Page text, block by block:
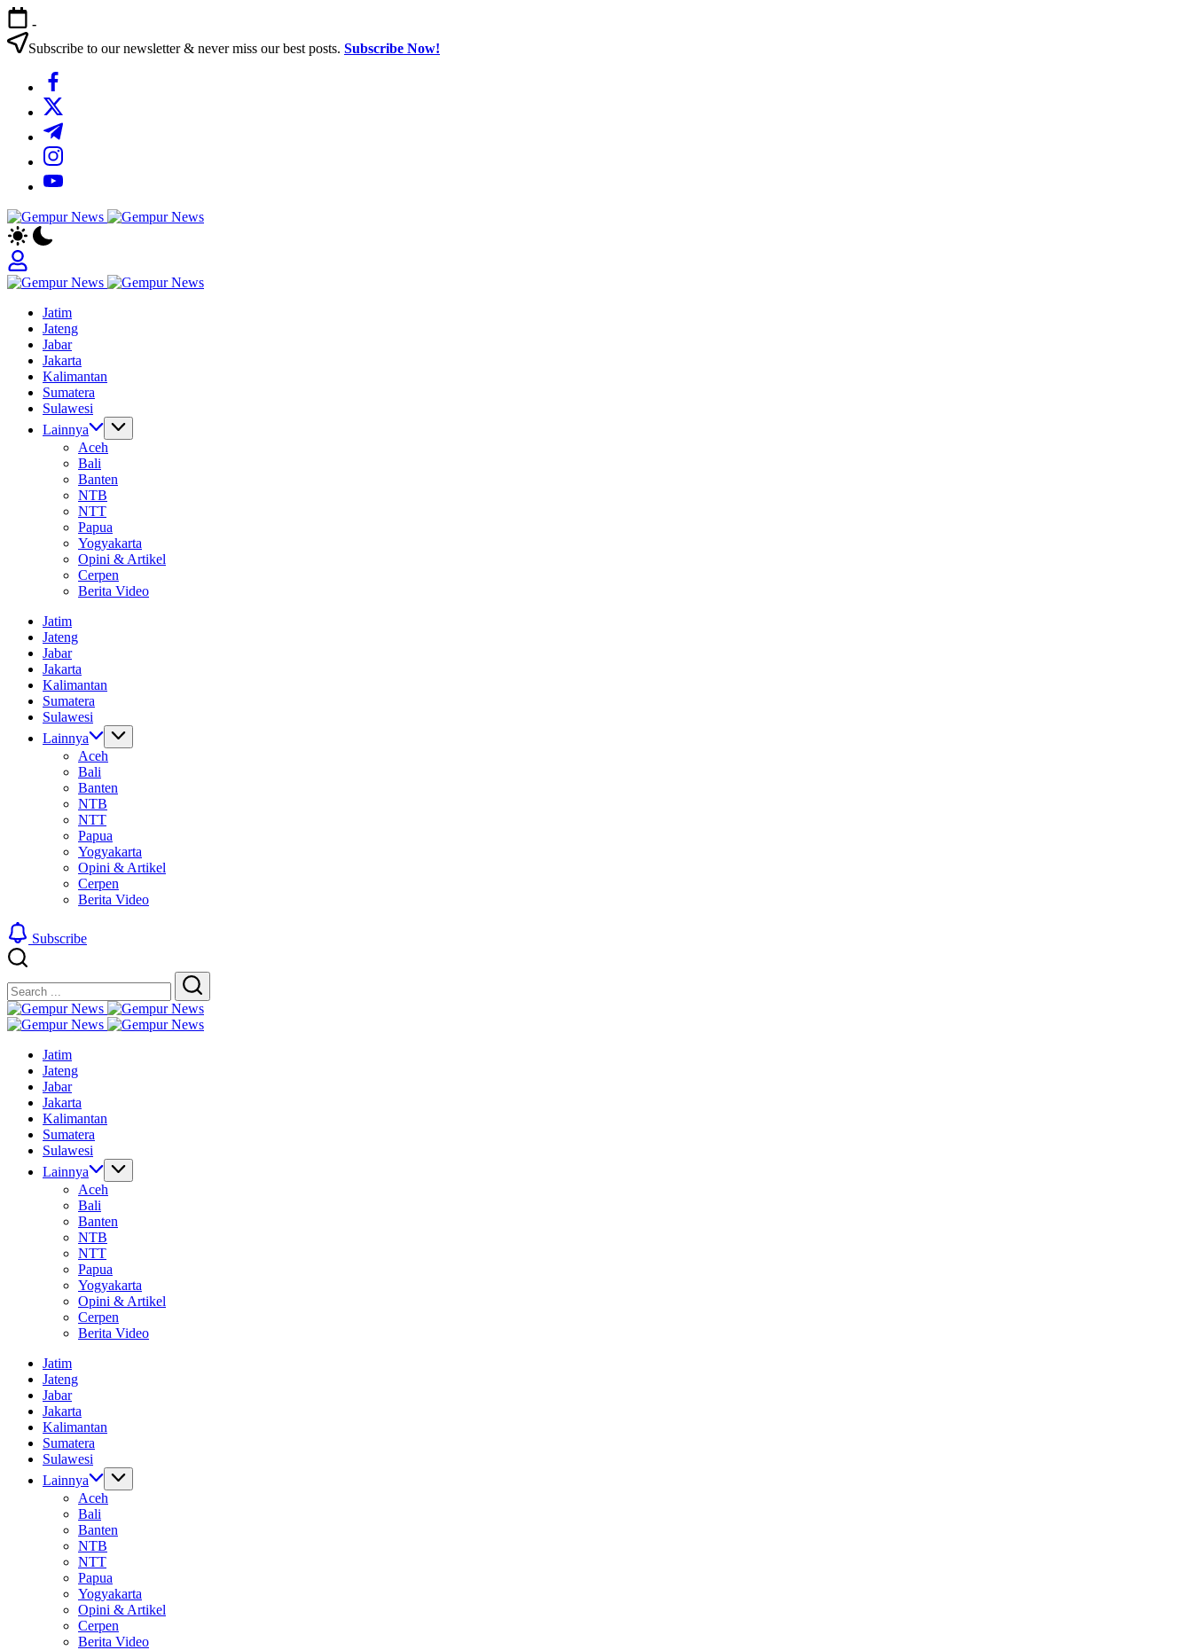
Skip
to
content
-
Subscribe to our newsletter & never miss our best posts. Subscribe Now!
https://www.facebook.com/
https://twitter.com/
https://t.me/
https://www.instagram.com/
https://youtube.com/
Gempur
Jelajah
Informasi
Dunia
Tanpa
Gempur
Informasi
Dunia
Tanpa
Batas
Jatim
Jateng
Jabar
Jakarta
Kalimantan
Sumatera
Sulawesi
Lainnya
Aceh
Bali
Banten
NTB
NTT
Papua
Yogyakarta
Opini & Artikel
Cerpen
Berita Video
Jatim
Jateng
Jabar
Jakarta
Kalimantan
Sumatera
Sulawesi
Lainnya
Aceh
Bali
Banten
NTB
NTT
Papua
Yogyakarta
Opini & Artikel
Cerpen
Berita Video
Subscribe
Search
Search
Gempur
News
Jelajah
Dunia
Tanpa
Batas
Gempur
Informasi
Dunia
Tanpa
Batas
Jatim
Jateng
Jabar
Jakarta
Kalimantan
Sumatera
Sulawesi
Lainnya
Aceh
Bali
Banten
NTB
NTT
Papua
Yogyakarta
Opini & Artikel
Cerpen
Berita Video
Jatim
Jateng
Jabar
Jakarta
Kalimantan
Sumatera
Sulawesi
Lainnya
Aceh
Bali
Banten
NTB
NTT
Papua
Yogyakarta
Opini & Artikel
Cerpen
Berita Video